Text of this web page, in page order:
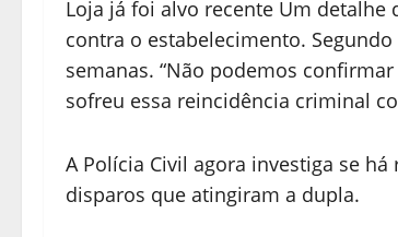
Loja já foi alvo recente Um detalhe
contra o estabelecimento.
semanas. “Não podemos
sofreu essa reincidência criminal
A Polícia Civil agora investiga se
disparos que atingiram a dupla.